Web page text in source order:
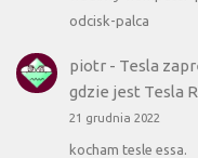
odcisk-palca
piotr- Tesla
gdzie jest Tesla
21 grudnia 2022
kocham tesle essa.